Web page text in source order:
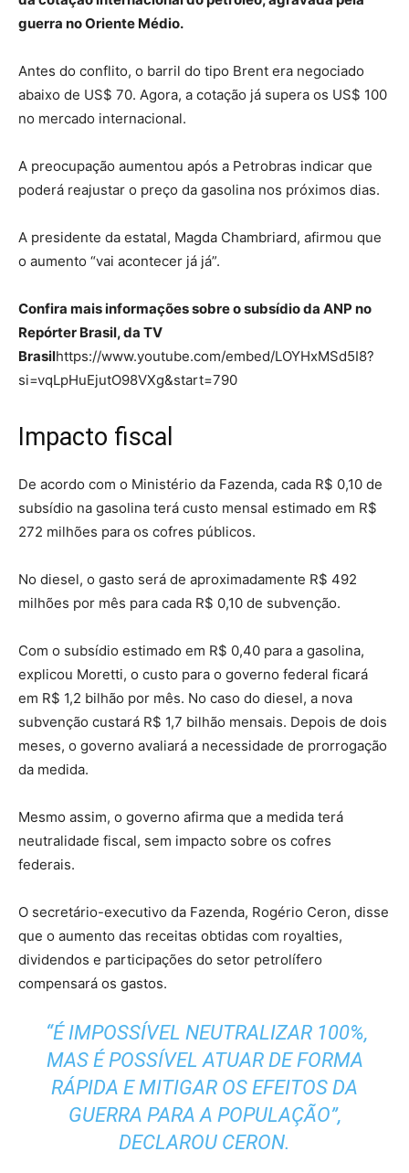
guerra no Oriente Médio.
Antes do conflito, o barril do tipo Brent era negociado
abaixo de US$ 70. Agora, a cotação já supera os US$ 100
no mercado internacional.
A preocupação aumentou após a Petrobras indicar que
poderá reajustar o preço da gasolina nos próximos dias.
A presidente da estatal, Magda Chambriard, afirmou que
o aumento “vai acontecer já já”.
Confira mais informações sobre o subsídio da ANP no
Repórter Brasil, da TV
Brasilhttps://www.youtube.com/embed/LOYHxMSd5I8?
si=vqLpHuEjutO98VXg&start=790
Impacto fiscal
De acordo com o Ministério da Fazenda, cada R$ 0,10 de
subsídio na gasolina terá custo mensal estimado em R$
272 milhões para os cofres públicos.
No diesel, o gasto será de aproximadamente R$ 492
milhões por mês para cada R$ 0,10 de subvenção.
Com o subsídio estimado em R$ 0,40 para a gasolina,
explicou Moretti, o custo para o governo federal ficará
em R$ 1,2 bilhão por mês. No caso do diesel, a nova
subvenção custará R$ 1,7 bilhão mensais. Depois de dois
meses, o governo avaliará a necessidade de prorrogação
da medida.
Mesmo assim, o governo afirma que a medida terá
neutralidade fiscal, sem impacto sobre os cofres
federais.
O secretário-executivo da Fazenda, Rogério Ceron, disse
que o aumento das receitas obtidas com royalties,
dividendos e participações do setor petrolífero
compensará os gastos.
“É IMPOSSÍVEL NEUTRALIZAR 100%,
MAS É POSSÍVEL ATUAR DE FORMA
RÁPIDA E MITIGAR OS EFEITOS DA
GUERRA PARA A POPULAÇÃO”,
DECLAROU CERON.